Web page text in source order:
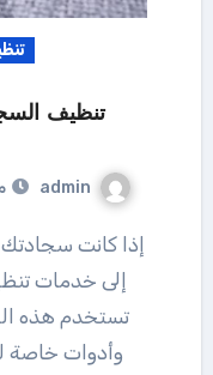
تنظيف
admin
إلى خدمات
تستخدم هذه
وأدوات خاصة